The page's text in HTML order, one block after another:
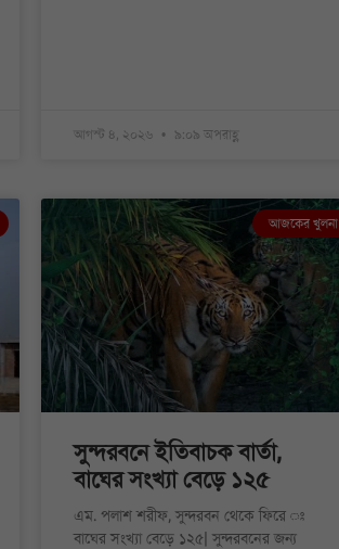
আগস্ট ৪, ২০২৬ ৯:০৯ অপরাহ্ণ
আজকের খুলনা
সুন্দরবনে ইতিবাচক বার্তা,
বাঘের সংখ্যা বেড়ে ১২৫
এম. পলাশ শরীফ, সুন্দরবন থেকে ফিরে ঃ
বাঘের সংখ্যা বেড়ে ১২৫| সুন্দরবনের জন্য